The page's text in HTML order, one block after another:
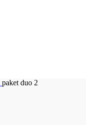
paket duo 2